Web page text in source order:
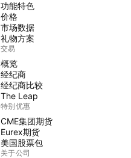
功能特色
价格
市场数据
礼物方案
交易
概览
经纪商
经纪商比较
The Leap
特别优惠
CME集团期货
Eurex期货
美国股票包
关于公司